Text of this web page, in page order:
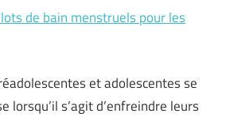
de bain menstruels pour les
et adolescentes se
lorsqu’il s’agit d’enfreindre leurs